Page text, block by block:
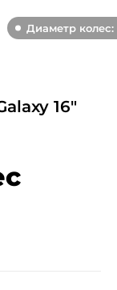
Диаметр колес:
16"